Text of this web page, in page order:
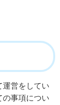
運営をしてい
の事項につい